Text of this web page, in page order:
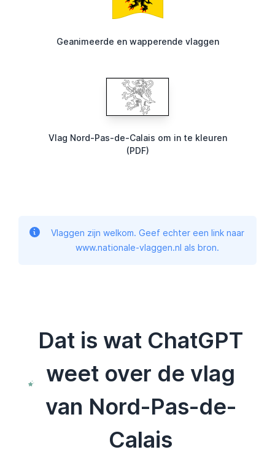
Geanimeerde en wapperende vlaggen
Vlag Nord-Pas-de-Calais om in te kleuren
(PDF)
Vlaggen zijn welkom. Geef echter een link naar
www.nationale-vlaggen.nl als bron.
Dat is wat ChatGPT
weet over de vlag
van Nord-Pas-de-
Calais